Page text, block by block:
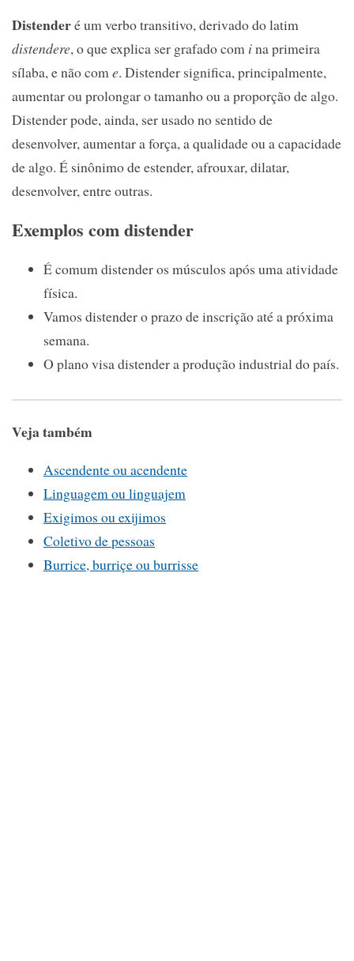
Distenderé um verbo transitivo, derivado do latim
distendere, o que explica ser grafado com ina primeira
sílaba, e não come. Distender significa, principalmente,
aumentar ou prolongar o tamanho ou a proporção de algo.
Distender pode, ainda, ser usado no sentido de
desenvolver, aumentar a força, a qualidade ou a capacidade
de algo. É sinônimo de estender, afrouxar, dilatar,
desenvolver, entre outras.
Exemplos com distender
É comum distender os músculos após uma atividade
física.
Vamos distender o prazo de inscrição até a próxima
semana.
O plano visa distender a produção industrial do país.
Veja também
Ascendente ou acendente
Linguagem ou linguajem
Exigimos ou exijimos
Coletivo de pessoas
Burrice, burriçe ou burrisse